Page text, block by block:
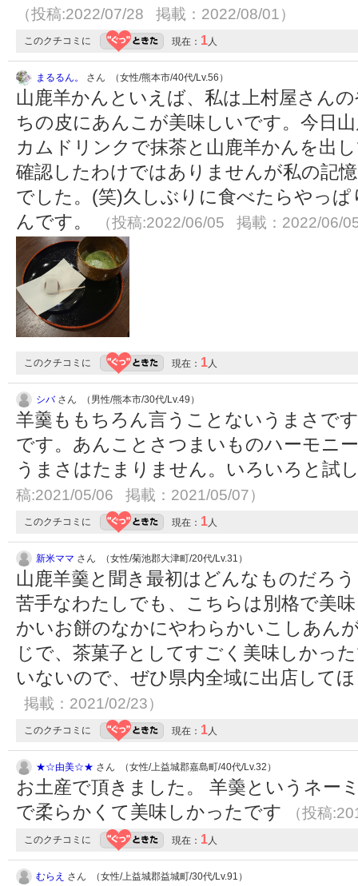
（投稿:2022/07/28 掲載：2022/08/01）
このクチコミに 現在： 1人
まるるん。 さん （女性/熊本市/40代/Lv.56）
山鹿羊かんといえば、私は上村屋さん
ちの皮にあんこが美味しいです。今日
カムドリンクで抹茶と山鹿羊かんを出
確認したわけではありませんが私の記
でした。(笑)久しぶりに食べたらやっ
んです。
（投稿:2022/06/05 掲載：2022/06/
このクチコミに 現在： 1人
シバさん （男性/熊本市/30代/Lv.49）
羊羹ももちろん言うことないうまさで
です。あんことさつまいものハーモニ
うまさはたまりません。いろいろと試
稿:2021/05/06 掲載：2021/05/07）
このクチコミに 現在： 1人
新米ママ さん （女性/菊池郡大津町/20代/Lv.31）
山鹿羊羹と聞き最初はどんなものだろ
苦手なわたしでも、こちらは別格で美
かいお餅のなかにやわらかいこしあん
じで、茶菓子としてすごく美味しかっ
いないので、ぜひ県内全域に出店して
掲載：2021/02/23）
このクチコミに 現在： 1人
★☆由美☆★ さん （女性/上益城郡嘉島町/40代/Lv.32）
お土産で頂きました。 羊羮というネー
で柔らかくて美味しかったです
（投稿
このクチコミに 現在： 1人
むらえ さん （女性/上益城郡益城町/30代/Lv.91）